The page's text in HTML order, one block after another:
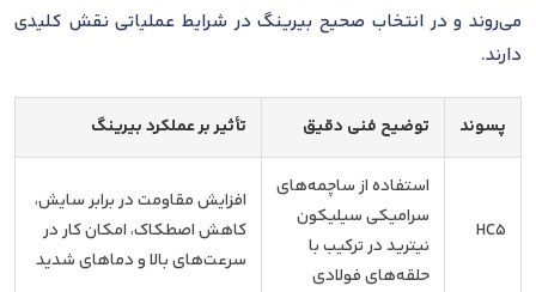
می‌روند و در انتخاب صحیح بیرینگ در شرایط عملیاتی نقش کلیدی
دارند.
پسوند توضیح فنی دقیق تأثیر بر عملکرد بیرینگ
HC5
استفاده از ساچمه‌های
سرامیکی سیلیکون
نیترید در ترکیب با
حلقه‌های فولادی
افزایش مقاومت در برابر سایش،
کاهش اصطکاک، امکان کار در
سرعت‌های بالا و دماهای شدید